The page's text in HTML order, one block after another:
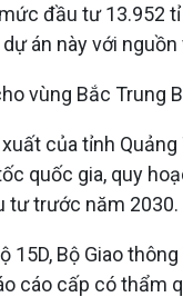
đầu tư 13.952
án này với
vùng Bắc Trung
của tỉnh
quốc gia, quy
tư trước năm 2030.
15D, Bộ Giao
cáo cấp có